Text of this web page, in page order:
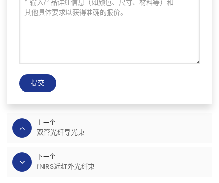
提交
上一个
双管光纤导光束
下一个
fNIRS近红外光纤束